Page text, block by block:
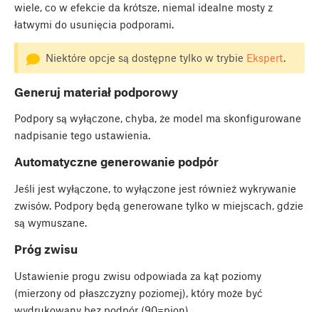
wiele, co w efekcie da krótsze, niemal idealne mosty z
łatwymi do usunięcia podporami.
Niektóre opcje są dostępne tylko w trybie Ekspert.
Generuj materiał podporowy
Podpory są wyłączone, chyba, że model ma skonfigurowane
nadpisanie tego ustawienia.
Automatyczne generowanie podpór
Jeśli jest wyłączone, to wyłączone jest również wykrywanie
zwisów. Podpory będą generowane tylko w miejscach, gdzie
są wymuszane.
Próg zwisu
Ustawienie progu zwisu odpowiada za kąt poziomy
(mierzony od płaszczyzny poziomej), który może być